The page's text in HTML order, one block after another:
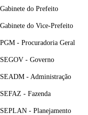
Gabinete do Prefeito
Gabinete do Vice-Prefeito
PGM - Procuradoria Geral
SEGOV - Governo
SEADM - Administração
SEFAZ - Fazenda
SEPLAN - Planejamento